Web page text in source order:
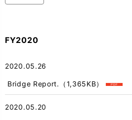
FY2020
2020.05.26
Bridge Report. （1,365KB）
2020.05.20